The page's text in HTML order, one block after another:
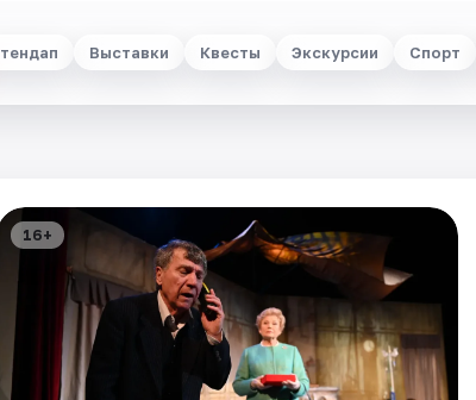
Выставки Квесты Экскурсии Спорт
16+